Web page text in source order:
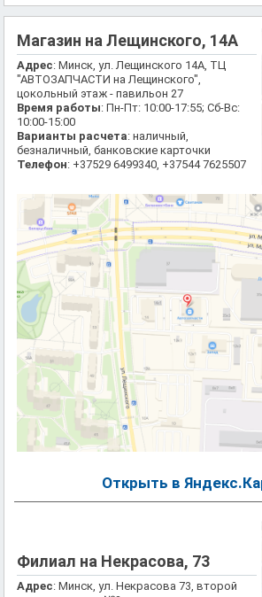
Магазин на Лещинского, 14А
Адрес: Минск, ул. Лещинского 14А, ТЦ
"АВТОЗАПЧАСТИ на Лещинского",
цокольный этаж - павильон 27
Время работы: Пн-Пт: 10:00-17:55; Сб-Вс:
10:00-15:00
Варианты расчета: наличный,
безналичный, банковские карточки
Телефон: +37529 6499340, +37544 7625507
Открыть в
Филиал на Некрасова, 73
Адрес: Минск, ул. Некрасова 73, второй